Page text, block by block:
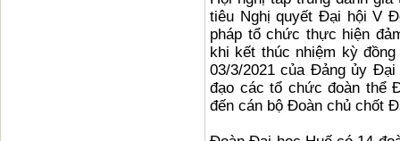
tiêu Nghị quyết Đại hội V
pháp tổ chức thực hiện
khi kết thúc nhiệm kỳ
03/3/2021 của Đảng ủy
đạo các tổ chức đoàn thể
đến cán bộ Đoàn chủ chốt